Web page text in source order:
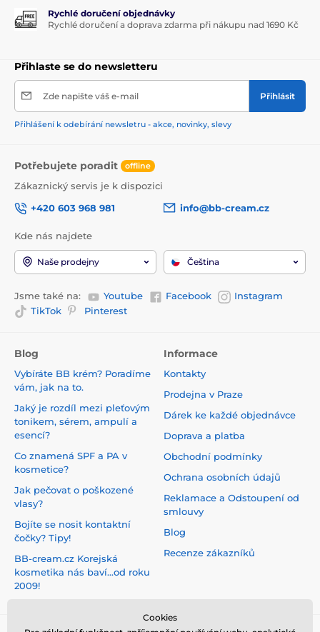
Rychlé doručení objednávky
Rychlé doručení a doprava zdarma při nákupu nad 1690 Kč
Přihlaste se do newsletteru
Zde napište váš e-mail Přihlásit
Přihlášení k odebírání newsletru - akce, novinky, slevy
Potřebujete poradit offline
Zákaznický servis je k dispozici
+420 603 968 981
info@bb-cream.cz
Kde nás najdete
Naše prodejny Čeština
Jsme také na: Youtube Facebook
Instagram
TikTok
Pinterest
Blog
Vybíráte BB krém? Poradíme
vám, jak na to.
Jaký je rozdíl mezi pleťovým
tonikem, sérem, ampulí a
esencí?
Co znamená SPF a PA v
kosmetice?
Jak pečovat o poškozené
vlasy?
Bojíte se nosit kontaktní
čočky? Tipy!
BB-cream.cz Korejská
kosmetika nás baví...od roku
2009!
Informace
Kontakty
Prodejna v Praze
Dárek ke každé objednávce
Doprava a platba
Obchodní podmínky
Ochrana osobních údajů
Reklamace a Odstoupení od
smlouvy
Blog
Recenze zákazníků
Cookies